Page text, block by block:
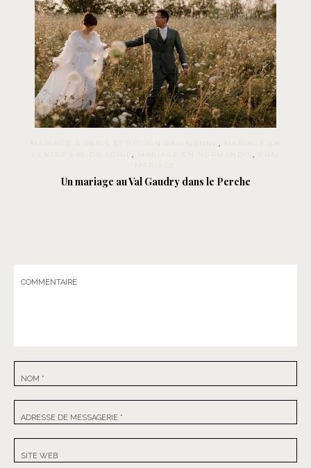
,
CENTRE VAL DE LOIRE, MARIAGE EN NORMANDIE,
Un mariage au Val Gaudry dans le Perche
COMMENTAIRE
NOM *
ADRESSE DE MESSAGERIE *
SITE WEB